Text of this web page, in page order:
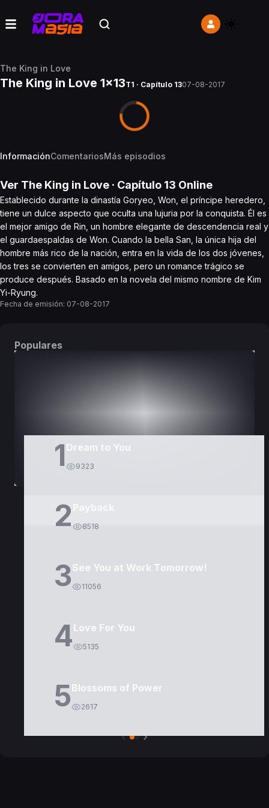
The King in Love
The King in Love 1x13T1 · Capítulo 1307-08-2017
InformaciónComentariosMás episodios
Ver The King in Love · Capítulo 13 Online
Establecido durante la dinastía Goryeo, Won, el príncipe heredero,
tiene un dulce aspecto que oculta una lujuria por la conquista. Él es
el mejor amigo de Rin, un hombre elegante de descendencia real y
el guardaespaldas de Won. Cuando la bella San, la única hija del
hombre más rico de la nación, entra en la vida de los dos jóvenes,
los tres se convierten en amigos, pero un romance trágico se
produce después. Basado en la novela del mismo nombre de Kim
Yi-Ryung.
Fecha de emisión: 07-08-2017
Populares
1 Dream to You
9323
2 8518
3See You at Work Tomorrow!
11056
4Love For You
5135
5Blossoms of Power
2617